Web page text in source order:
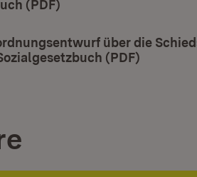
(PDF)
über die
(PDF)